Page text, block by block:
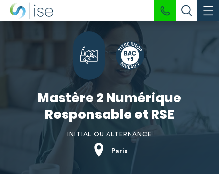
Mastère 2 Numérique
Responsable et RSE
INITIAL OU ALTERNANCE
Paris